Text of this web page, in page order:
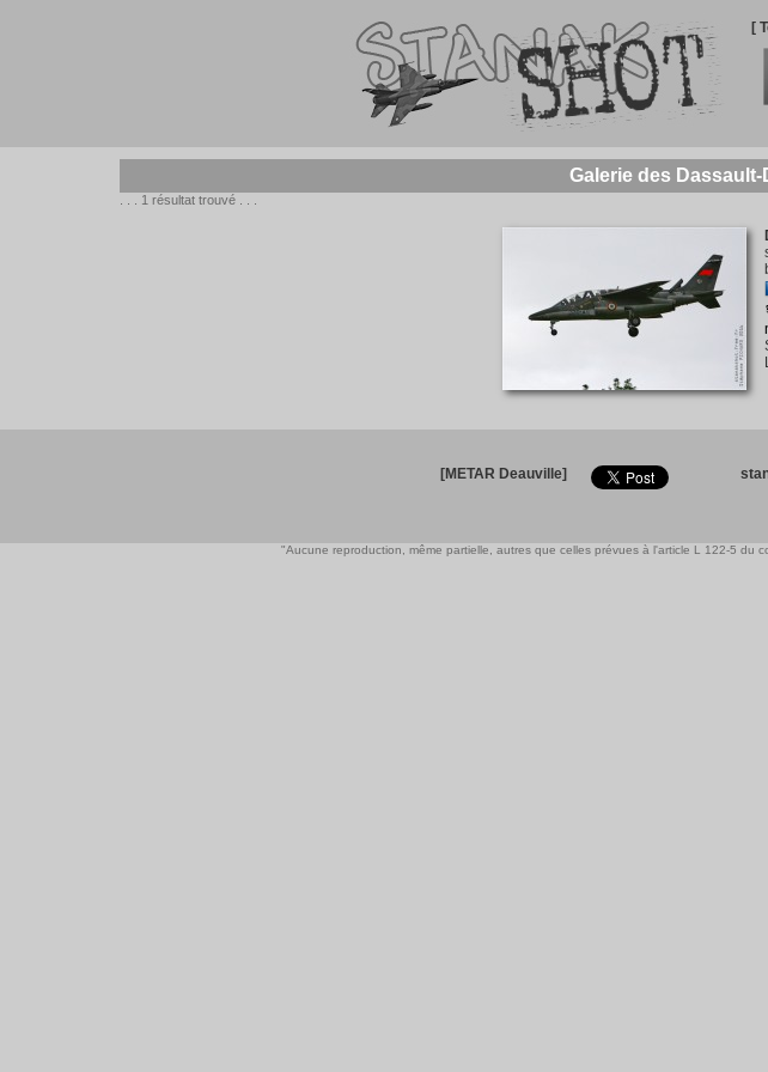
[
Galerie des Dassault-
. . . 1 résultat trouvé . . .
[METAR Deauville]
"Aucune reproduction, même partielle, autres que celles prévues à l'article L 122-5